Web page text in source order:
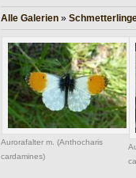
Alle Galerien »
Aurorafalter m. (Anthocharis
cardamines)